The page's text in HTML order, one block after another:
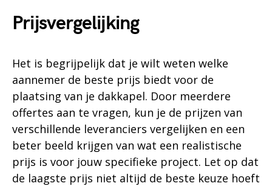
Prijsvergelijking
Het is begrijpelijk dat je wilt weten welke
aannemer de beste prijs biedt voor de
plaatsing van je dakkapel. Door meerdere
offertes aan te vragen, kun je de prijzen van
verschillende leveranciers vergelijken en een
beter beeld krijgen van wat een realistische
prijs is voor jouw specifieke project. Let op dat
de laagste prijs niet altijd de beste keuze hoeft